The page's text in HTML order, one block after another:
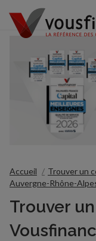
Accueil
Trouver un
Auvergne-Rhône-
Trouver